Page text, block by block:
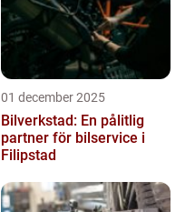
01 december 2025
Bilverkstad: En pålitlig
partner för bilservice i
Filipstad